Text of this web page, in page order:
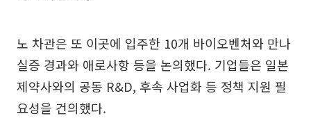
노 차관은 또 이곳에 입주한 10개 바이오벤처와 만나
실증 경과와 애로사항 등을 논의했다. 기업들은 일본
제약사와의 공동 R&D, 후속 사업화 등 정책 지원 필
요성을 건의했다.